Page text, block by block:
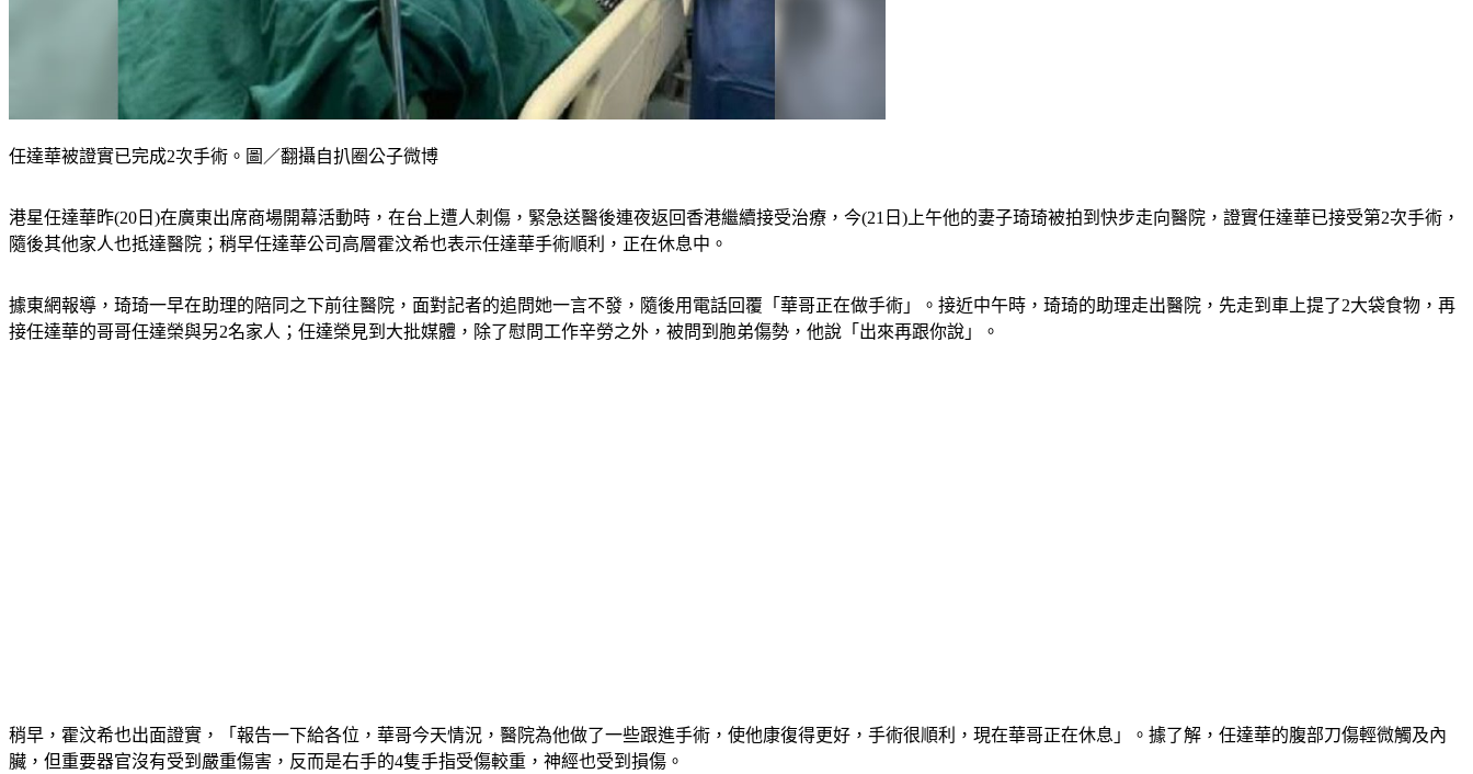
任達華被證實已完成2次手術。圖／翻攝自扒圈公子微博
港星任達華昨(20日)在廣東出席商場開幕活動時，在台上遭人刺傷，緊急送醫後連夜返回香港繼續接受治療，今(21日)上午他的妻子琦琦被拍到快步走向醫院，證實任達華已接受第2次手術，
隨後其他家人也抵達醫院；稍早任達華公司高層霍汶希也表示任達華手術順利，正在休息中。
據東網報導，琦琦一早在助理的陪同之下前往醫院，面對記者的追問她一言不發，隨後用電話回覆「華哥正在做手術」。接近中午時，琦琦的助理走出醫院，先走到車上提了2大袋食物，再
接任達華的哥哥任達榮與另2名家人；任達榮見到大批媒體，除了慰問工作辛勞之外，被問到胞弟傷勢，他說「出來再跟你說」。
稍早，霍汶希也出面證實，「報告一下給各位，華哥今天情況，醫院為他做了一些跟進手術，使他康復得更好，手術很順利，現在華哥正在休息」。據了解，任達華的腹部刀傷輕微觸及內
臟，但重要器官沒有受到嚴重傷害，反而是右手的4隻手指受傷較重，神經也受到損傷。